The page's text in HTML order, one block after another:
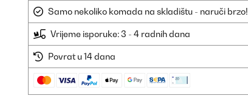
Samo nekoliko komada na skladištu - naruči brzo!
Vrijeme isporuke: 3 - 4 radnih dana
Povrat u 14 dana